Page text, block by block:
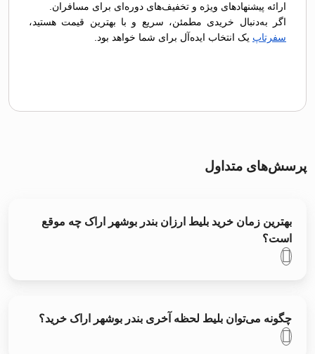
ارائه پیشنهادهای ویژه و تخفیف‌های دوره‌ای برای مسافران.
اگر به‌دنبال خریدی مطمئن، سریع و با بهترین قیمت هستید،
سفرتاپ یک انتخاب ایده‌آل برای شما خواهد بود.
پرسش‌های متداول
بهترین زمان خرید بلیط ارزان بندر بوشهر اراک چه موقع
است؟
چگونه می‌توان بلیط لحظه آخری بندر بوشهر اراک خرید؟